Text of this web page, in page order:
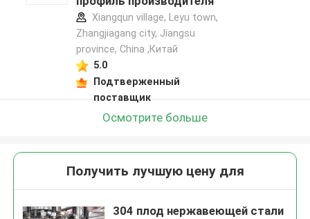
Xiangqun village, Leyu town,
Zhangjiagang city, Jiangsu
province, China ,Китай
5.0
Подтверженный
поставщик
Осмотрите больше
Получить лучшую цену для
304 плод нержавеющей стали